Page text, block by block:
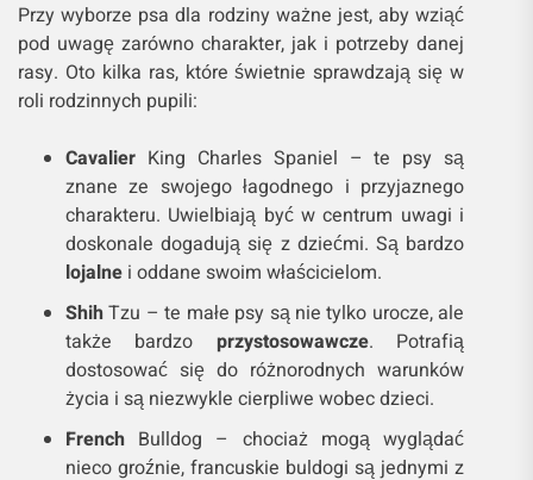
Przy wyborze psa dla rodziny ważne jest, aby wziąć
pod uwagę zarówno charakter, jak i potrzeby danej
rasy. Oto kilka ras, które świetnie sprawdzają się w
roli rodzinnych pupili:
Cavalier King Charles Spaniel – te psy są
znane ze swojego łagodnego i przyjaznego
charakteru. Uwielbiają być w centrum uwagi i
doskonale dogadują się z dziećmi. Są bardzo
lojalne i oddane swoim właścicielom.
ShihTzu – te małe psy są nie tylko urocze, ale
także bardzo przystosowawcze. Potrafią
dostosować się do różnorodnych warunków
życia i są niezwykle cierpliwe wobec dzieci.
French Bulldog – chociaż mogą wyglądać
nieco groźnie, francuskie buldogi są jednymi z